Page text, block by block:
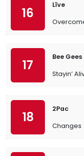
16
Līve
17
Bee Gees
Stayin’
18
2Pac
Changes